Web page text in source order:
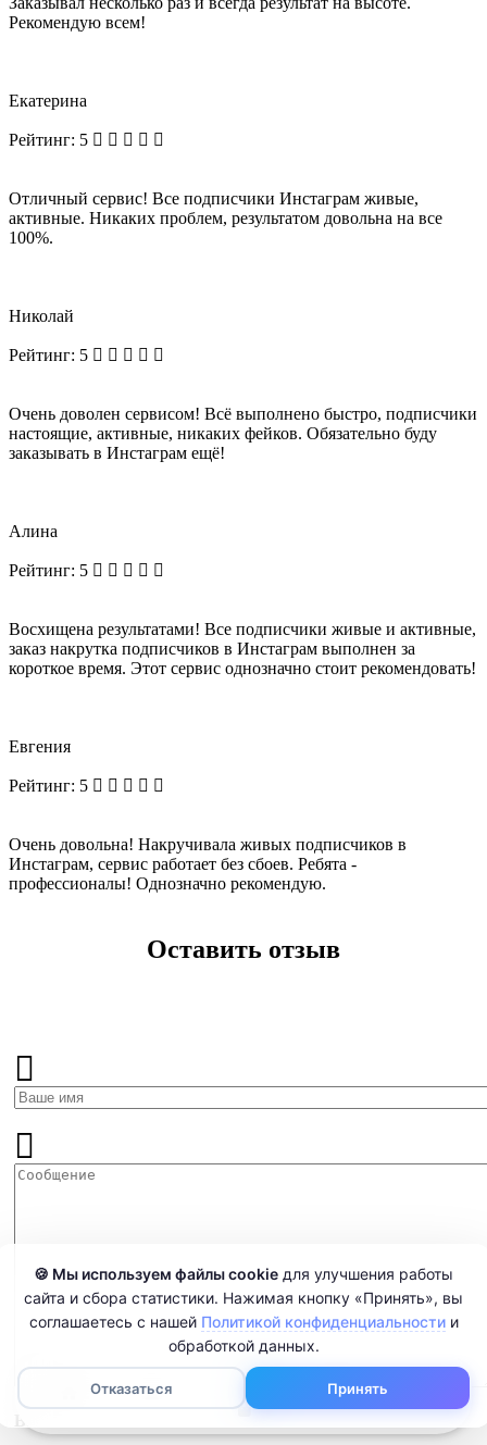
Рекомендую всем!
Екатерина
Рейтинг: 5
Отличный сервис! Все подписчики Инстаграм живые,
активные. Никаких проблем, результатом довольна на все
100%.
Николай
Рейтинг: 5
Очень доволен сервисом! Всё выполнено быстро, подписчики
настоящие, активные, никаких фейков. Обязательно буду
заказывать в Инстаграм ещё!
Алина
Рейтинг: 5
Восхищена результатами! Все подписчики живые и активные,
заказ накрутка подписчиков в Инстаграм выполнен за
короткое время. Этот сервис однозначно стоит рекомендовать!
Евгения
Рейтинг: 5
Очень довольна! Накручивала живых подписчиков в
Инстаграм, сервис работает без сбоев. Ребята -
профессионалы! Однозначно рекомендую.
Оставить отзыв
🍪 Мы используем файлы cookie для улучшения работы
сайта и сбора статистики. Нажимая кнопку «Принять», вы
соглашаетесь с нашей Политикой конфиденциальностии
обработкой данных.
Отказаться Принять